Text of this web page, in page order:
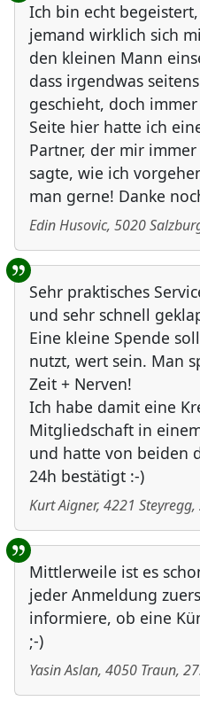
Ich bin echt
jemand wirklich sich
den kleinen Mann
dass irgendwas
geschieht, doch
Seite hier hatte ich
Partner, der mir
sagte, wie ich
man gerne! Danke
Edin Husovic, 5020
Sehr praktisches
und sehr schnell
Eine kleine Spende
nutzt, wert sein. Man
Zeit + Nerven!
Ich habe damit eine
Mitgliedschaft in
und hatte von beiden
24h bestätigt :-)
Kurt Aigner, 4221 Steyregg,
Mittlerweile ist es
jeder Anmeldung
informiere, ob eine
;-)
Yasin Aslan, 4050 Traun,